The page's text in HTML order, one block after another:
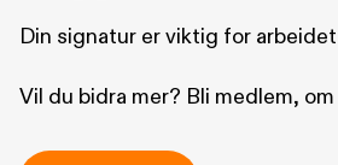
Din signatur er viktig for
Vil du bidra mer? Bli medlem,